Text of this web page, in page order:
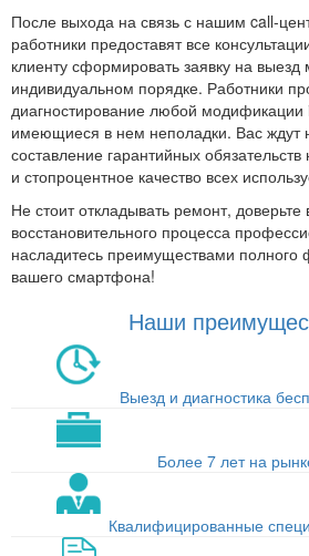
После выхода на связь с нашим call-
работники предоставят все
клиенту сформировать заявку на выезд
индивидуальном порядке. Работники
диагностирование любой модификации
имеющиеся в нем неполадки. Вас ждут
составление гарантийных
и стопроцентное качество всех
Не стоит откладывать ремонт,
восстановительного процесса
насладитесь преимуществами полного
вашего смартфона!
Наши
Выезд и диагностика
Более 7 лет на
Квалифицированные